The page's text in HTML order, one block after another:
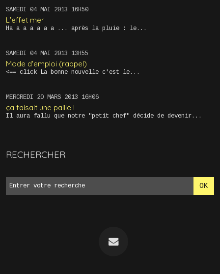
SAMEDI 04 MAI 2013 16H50
L'effet mer
Ha a a a a a a ... après la pluie : le...
SAMEDI 04 MAI 2013 13H55
Mode d'emploi (rappel)
<== click La bonne nouvelle c'est le...
MERCREDI 20 MARS 2013 16H06
ça faisait une paille !
Il aura fallu que notre "petit chef" décide de devenir...
RECHERCHER